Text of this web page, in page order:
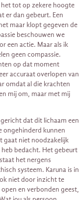
tot op zekere hoogte
er dan gebeurt. Een
maar klopt gegeven de
beschouwen we
een actie. Maar als ik
geen compassie.
op dat moment
accuraat overlopen van
omdat al die krachten
mij om, maar met mij
dat dit lichaam een
ongehinderd kunnen
gaat niet noodzakelijk
bedacht. Het gebeurt
het nergens
systeem. Karuna is in
niet door inzicht te
en verbonden geest,